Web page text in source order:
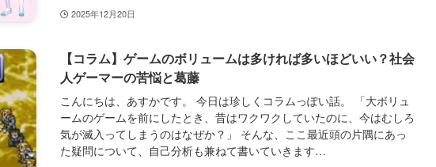
2025年12月20日
【コラム】ゲームのボリュームは多ければ多いほどいい？社会
人ゲーマーの苦悩と葛藤
こんにちは、あすかです。 今日は珍しくコラムっぽい話。 「大ボリュ
ームのゲームを前にしたとき、昔はワクワクしていたのに、今はむしろ
気が滅入ってしまうのはなぜか？」 そんな、ここ最近頭の片隅にあっ
た疑問について、自己分析も兼ねて書いていきます…